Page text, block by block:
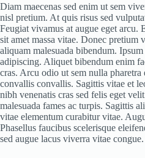
Diam maecenas sed enim ut sem
nisl pretium. At quis risus sed
Feugiat vivamus at augue eget
sit amet massa vitae. Donec pretium
aliquam malesuada bibendum.
adipiscing. Aliquet bibendum enim
cras. Arcu odio ut sem nulla
convallis convallis. Sagittis vitae et
nibh venenatis cras sed felis eget
malesuada fames ac turpis. Sagittis
vitae elementum curabitur vitae.
Phasellus faucibus scelerisque
sed augue lacus viverra vitae congue.